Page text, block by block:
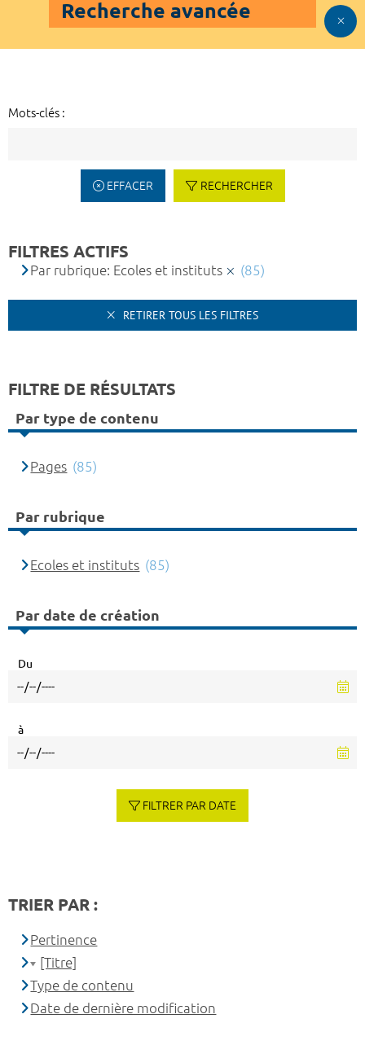
Recherche avancée
Mots-clés :
EFFACER RECHERCHER
FILTRES ACTIFS
Par rubrique: Ecoles et instituts (85)
RETIRER TOUS LES FILTRES
FILTRE DE RÉSULTATS
Par type de contenu
Pages (85)
Par rubrique
Ecoles et instituts (85)
Par date de création
Du
à
FILTRER PAR DATE
TRIER PAR :
Pertinence
[Titre]
Type de contenu
Date de dernière modification